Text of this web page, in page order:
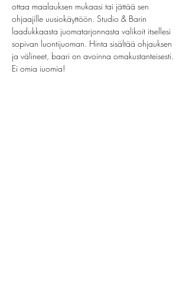
ottaa maalauksen mukaasi tai jättää sen
ohjaajille uusiokäyttöön. Studio & Barin
laadukkaasta juomatarjonnasta valikoit itsellesi
sopivan luontijuoman. Hinta sisältää ohjauksen
ja välineet, baari on avoinna omakustanteisesti.
Ei omia juomia!